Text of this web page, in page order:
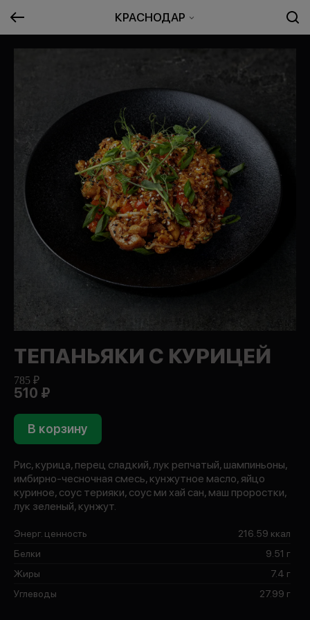
КРАСНОДАР
ТЕПАНЬЯКИ С КУРИЦЕЙ
785 ₽
510 ₽
В корзину
Рис, курица, перец сладкий, лук репчатый, шампиньоны,
имбирно-чесночная смесь, кунжутное масло, яйцо
куриное, соус терияки, соус ми хай сан, маш проростки,
лук зеленый, кунжут.
Энерг. ценность
216.59 ккал
Белки
9.51 г
Жиры
7.4 г
Углеводы
27.99 г